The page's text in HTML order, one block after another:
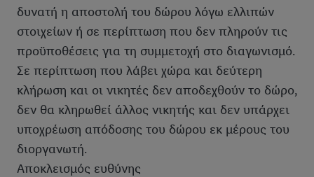
δυνατή η αποστολή του δώρου λόγω ελλιπών
στοιχείων ή σε περίπτωση που δεν πληρούν τις
προϋποθέσεις για τη συμμετοχή στο διαγωνισμό.
Σε περίπτωση που λάβει χώρα και δεύτερη
κλήρωση και οι νικητές δεν αποδεχθούν το δώρο,
δεν θα κληρωθεί άλλος νικητής και δεν υπάρχει
υποχρέωση απόδοσης του δώρου εκ μέρους του
διοργανωτή.
Αποκλεισμός ευθύνης